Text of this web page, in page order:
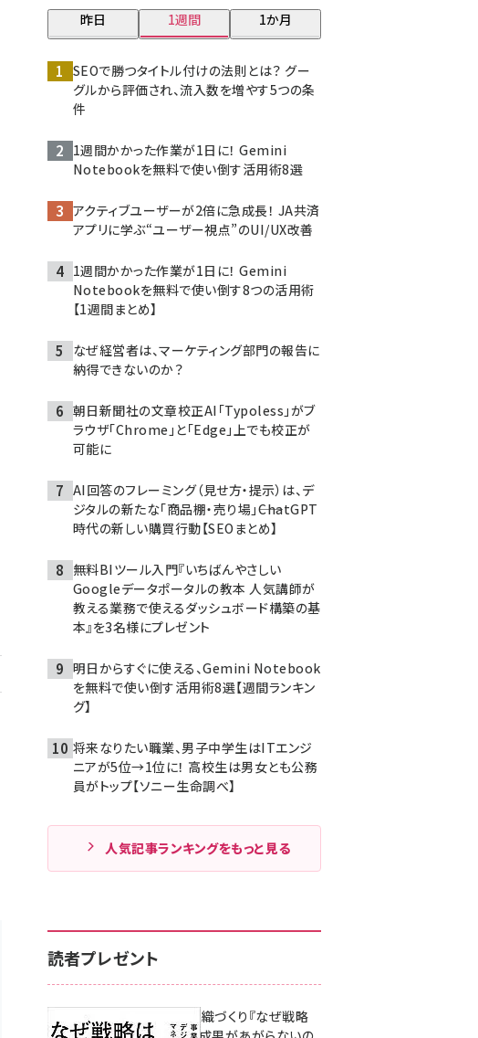
昨日 1週間 1か月
SEOで勝つタイトル付けの法則とは？ グー
グルから評価され、流入数を増やす5つの条
件
1週間かかった作業が1日に！ Gemini
Notebookを無料で使い倒す活用術8選
アクティブユーザーが2倍に急成長！ JA共済
アプリに学ぶ“ユーザー視点”のUI/UX改善
1週間かかった作業が1日に！ Gemini
Notebookを無料で使い倒す8つの活用術
【1週間まとめ】
なぜ経営者は、マーケティング部門の報告に
納得できないのか？
朝日新聞社の文章校正AI「Typoless」がブ
ラウザ「Chrome」と「Edge」上でも校正が
可能に
AI回答のフレーミング（見せ方・提示）は、デ
ジタルの新たな「商品棚・売り場」――ChatGPT
時代の新しい購買行動【SEOまとめ】
無料BIツール入門『いちばんやさしい
Googleデータポータルの教本 人気講師が
教える業務で使えるダッシュボード構築の基
本』を3名様にプレゼント
明日からすぐに使える、Gemini Notebook
を無料で使い倒す活用術8選【週間ランキン
グ】
将来なりたい職業、男子中学生はITエンジ
ニアが5位→1位に！ 高校生は男女とも公務
員がトップ【ソニー生命調べ】
人気記事ランキングをもっと見る
読者プレゼント
成果を生む組織づくり『なぜ戦略